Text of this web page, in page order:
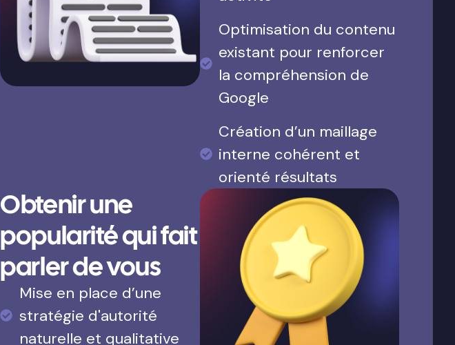
Optimisation du contenu
existant pour renforcer
la compréhension de
Google
Création d’un maillage
interne cohérent et
orienté résultats
Obtenir une
popularité qui fait
parler de vous
Mise en place d’une
stratégie d'autorité
naturelle et qualitative